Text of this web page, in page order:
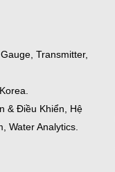
Transmitter,
& Điều Khiển, Hệ
Water Analytics.